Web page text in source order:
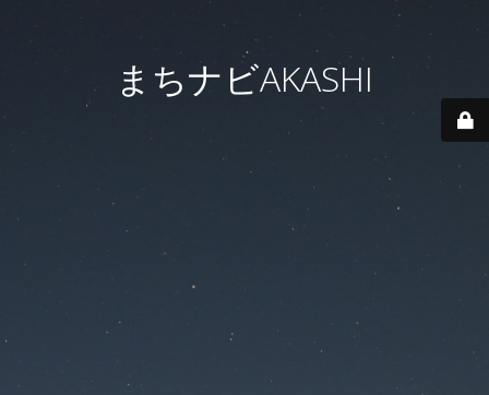
まちナビAKASHI